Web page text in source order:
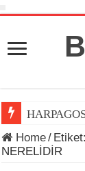
Home/ Etiket:
NERELİDİR